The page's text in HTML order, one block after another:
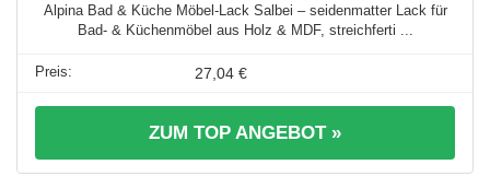
Alpina Bad & Küche Möbel-Lack Salbei – seidenmatter Lack für
Bad- & Küchenmöbel aus Holz & MDF, streichferti ...
27,04 €
ZUM TOP ANGEBOT »